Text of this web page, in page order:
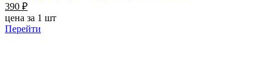
390 ₽
цена за 1 шт
Перейти